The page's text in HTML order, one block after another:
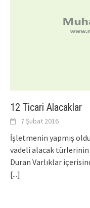
12 Ticari Alacaklar
7 Şubat 2016
İşletmenin yapmış
vadeli alacak türlerinin
Duran Varlıklar
[...]